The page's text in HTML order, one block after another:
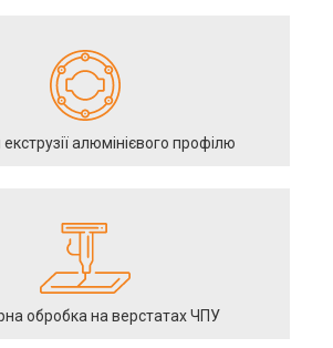
алюмінієвого профілю
обробка на верстатах ЧПУ